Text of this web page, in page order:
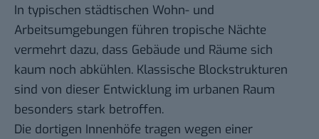
In typischen städtischen Wohn- und
Arbeitsumgebungen führen tropische Nächte
vermehrt dazu, dass Gebäude und Räume sich
kaum noch abkühlen. Klassische Blockstrukturen
sind von dieser Entwicklung im urbanen Raum
besonders stark betroffen.
Die dortigen Innenhöfe tragen wegen einer